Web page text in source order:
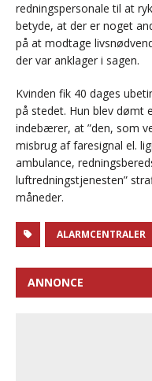
redningspersonale til at
betyde, at der er noget
på at modtage
der var anklager i sagen.
Kvinden fik 40 dages
på stedet. Hun blev dømt
indebærer, at ”den, som
misbrug af faresignal el.
ambulance,
luftredningstjenesten”
måneder.
ALARMCENTRALER
ANNONCE